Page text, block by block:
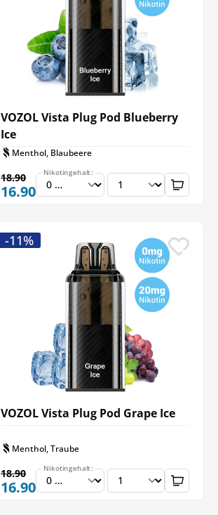
VOZOL Vista Plug Pod Blueberry
Ice
Menthol, Blaubeere
16.90
18.90 Nikotingehalt:
VOZOL Vista Plug Pod Grape Ice
Menthol, Traube
16.90
18.90
-11%
Nikotingehalt: